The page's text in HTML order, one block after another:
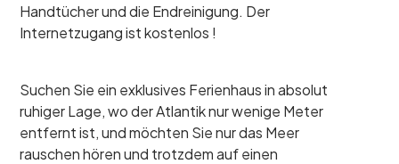
Handtücher und die Endreinigung. Der
Internetzugang ist kostenlos !
Suchen Sie ein exklusives Ferienhaus in absolut
ruhiger Lage, wo der Atlantik nur wenige Meter
entfernt ist, und möchten Sie nur das Meer
rauschen hören und trotzdem auf einen